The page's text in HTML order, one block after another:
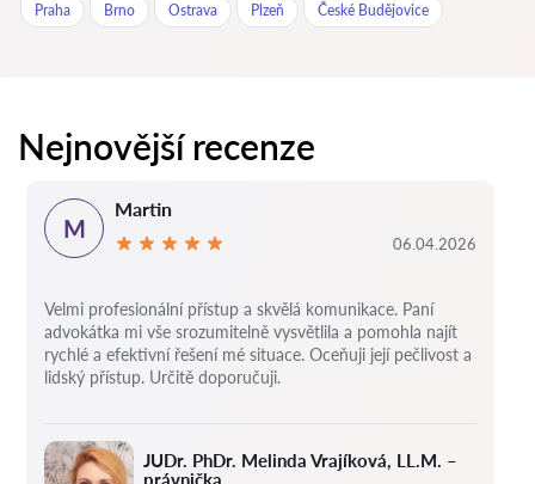
Praha Brno Ostrava Plzeň České Budějovice
Nejnovější recenze
JUDr. PhDr. Melinda Vrajíková, LL.M. –
právnička
M
Martin
06.04.2026
Velmi profesionální přístup a skvělá komunikace. Paní
advokátka mi vše srozumitelně vysvětlila a pomohla najít
rychlé a efektivní řešení mé situace. Oceňuji její pečlivost a
lidský přístup. Určitě doporučuji.